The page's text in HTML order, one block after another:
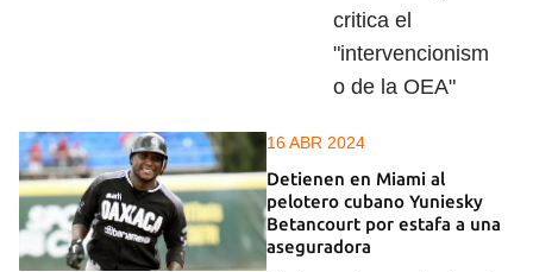
critica el
"intervencionism
o de la OEA"
16 ABR 2024
Detienen en Miami al
pelotero cubano Yuniesky
Betancourt por estafa a una
aseguradora